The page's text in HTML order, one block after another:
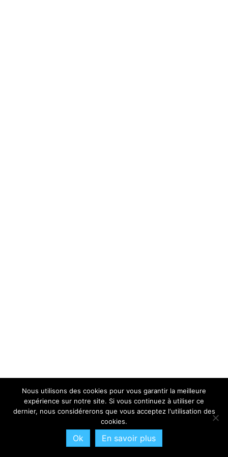
Nous utilisons des cookies pour vous garantir la meilleure
expérience sur notre site. Si vous continuez à utiliser ce
dernier, nous considérerons que vous acceptez l'utilisation des
cookies.
Ok En savoir plus